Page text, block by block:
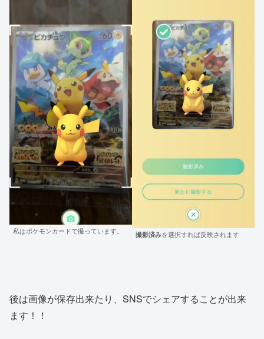
私はポケモンカードで撮っています。 撮影済みを選択すれば反映されます
後は画像が保存出来たり、SNSでシェアすることが出来
ます！！